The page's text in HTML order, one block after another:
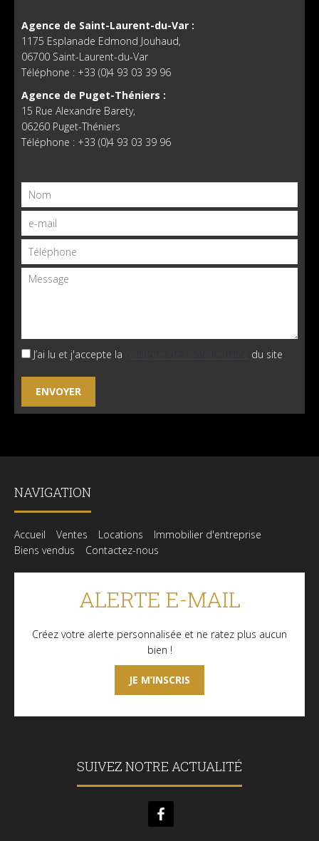
Agence de Saint-Laurent-du-Var :
1175 Esplanade Edmond Jouhaud,
06700 Saint-Laurent-du-Var
Téléphone : +33 (0)4 93 03 39 96
Agence de Puget-Théniers :
15 Rue Alexandre Barety,
06260 Puget-Théniers
Téléphone : +33 (0)4 93 03 39 96
J’ai lu et j'accepte la politique de confidentialité du site
NAVIGATION
Accueil Ventes Locations
Immobilier d'entreprise
Biens vendus
Contactez-nous
ALERTE E-MAIL
Créez votre alerte personnalisée et ne ratez plus aucun
bien !
JE M’INSCRIS
SUIVEZ NOTRE ACTUALITÉ